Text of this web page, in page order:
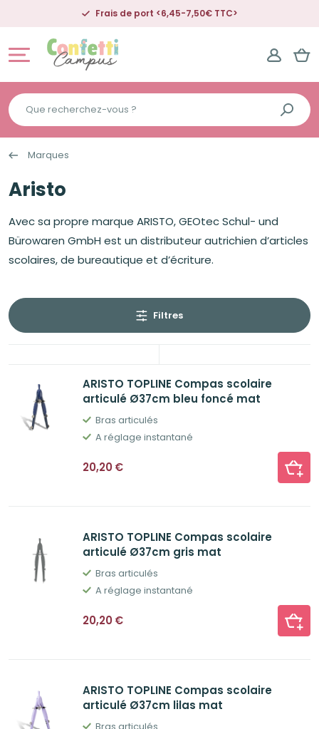
Frais de port <6,45-7,50€ TTC>
Que
recherchez-
vous
?
Marques
Aristo
Avec sa propre marque ARISTO, GEOtec Schul- und
Bürowaren GmbH est un distributeur autrichien d’articles
scolaires, de bureautique et d’écriture.
Filtres
ARISTO TOPLINE Compas scolaire
articulé Ø37cm bleu foncé mat
Bras articulés
A réglage instantané
20,20€
ARISTO TOPLINE Compas scolaire
articulé Ø37cm gris mat
Bras articulés
A réglage instantané
20,20€
ARISTO TOPLINE Compas scolaire
articulé Ø37cm lilas mat